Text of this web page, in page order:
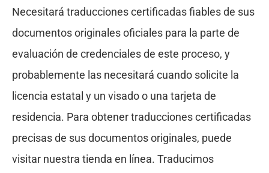
Necesitará traducciones certificadas fiables de sus
documentos originales oficiales para la parte de
evaluación de credenciales de este proceso, y
probablemente las necesitará cuando solicite la
licencia estatal y un visado o una tarjeta de
residencia. Para obtener traducciones certificadas
precisas de sus documentos originales, puede
visitar nuestra tienda en línea. Traducimos